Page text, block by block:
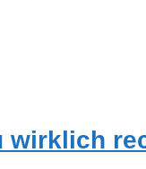
wirklich